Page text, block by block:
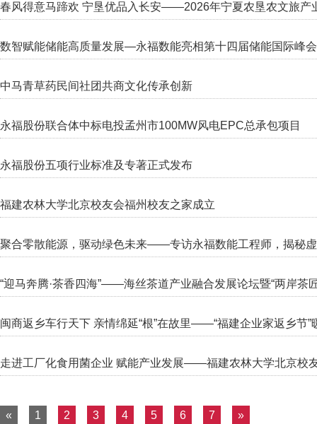
春风得意马蹄欢 宁垦优品入长安——2026年宁夏农垦农文旅产
数智赋能储能高质量发展—永福数能亮相第十四届储能国际峰
中马青草药民间社团共商文化传承创新
永福股份联合体中标电投孟州市100MW风电EPC总承包项目
永福股份五项行业标准及专著正式发布
福建农林大学北京校友会福州校友之家成立
聚合零散能源，驱动绿色未来——专访永福数能工程师，揭秘
“迎马奔腾·茶香四海”——海丝茶道产业融合发展论坛暨“两岸茶
闽商返乡车行天下 亲情绵延“根”在故里——“福建企业家返乡节
走进工厂化食用菌企业 赋能产业发展——福建农林大学北京校
« 1 2 3 4 5 6 7 »